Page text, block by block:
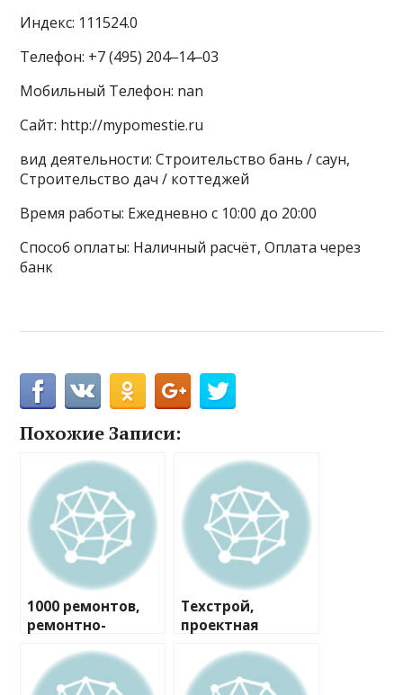
Индекс: 111524.0
Телефон: +7 (495) 204‒14‒03
Мобильный Телефон: nan
Сайт: http://mypomestie.ru
вид деятельности: Строительство бань / саун,
Строительство дач / коттеджей
Время работы: Ежедневно с 10:00 до 20:00
Способ оплаты: Наличный расчёт, Оплата через
банк
Похожие Записи:
1000 ремонтов,
ремонтно-
компания
Техстрой,
проектная